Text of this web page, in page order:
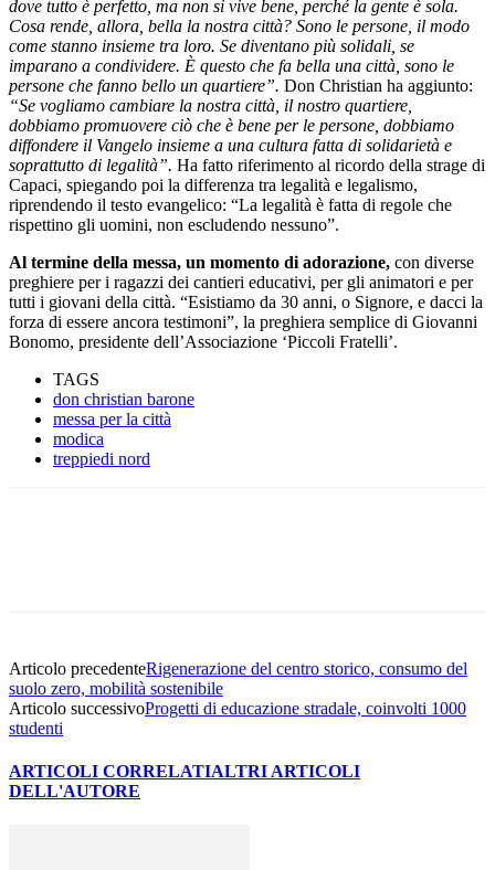
dove tutto è perfetto, ma non si vive bene, perché la gente è sola.
Cosa rende, allora, bella la nostra città? Sono le persone, il modo
come stanno insieme tra loro. Se diventano più solidali, se
imparano a condividere. È questo che fa bella una città, sono le
persone che fanno bello un quartiere”. Don Christian ha aggiunto:
“Se vogliamo cambiare la nostra città, il nostro quartiere,
dobbiamo promuovere ciò che è bene per le persone, dobbiamo
diffondere il Vangelo insieme a una cultura fatta di solidarietà e
soprattutto di legalità”. Ha fatto riferimento al ricordo della strage di
Capaci, spiegando poi la differenza tra legalità e legalismo,
riprendendo il testo evangelico: “La legalità è fatta di regole che
rispettino gli uomini, non escludendo nessuno”.
Al termine della messa, un momento di adorazione, con diverse
preghiere per i ragazzi dei cantieri educativi, per gli animatori e per
tutti i giovani della città. “Esistiamo da 30 anni, o Signore, e dacci la
forza di essere ancora testimoni”, la preghiera semplice di Giovanni
Bonomo, presidente dell’Associazione ‘Piccoli Fratelli’.
TAGS
don christian barone
messa per la città
modica
treppiedi nord
Articolo precedenteRigenerazione del centro storico, consumo del
suolo zero, mobilità sostenibile
Articolo successivoProgetti di educazione stradale, coinvolti 1000
studenti
ARTICOLI CORRELATIALTRI ARTICOLI
DELL'AUTORE